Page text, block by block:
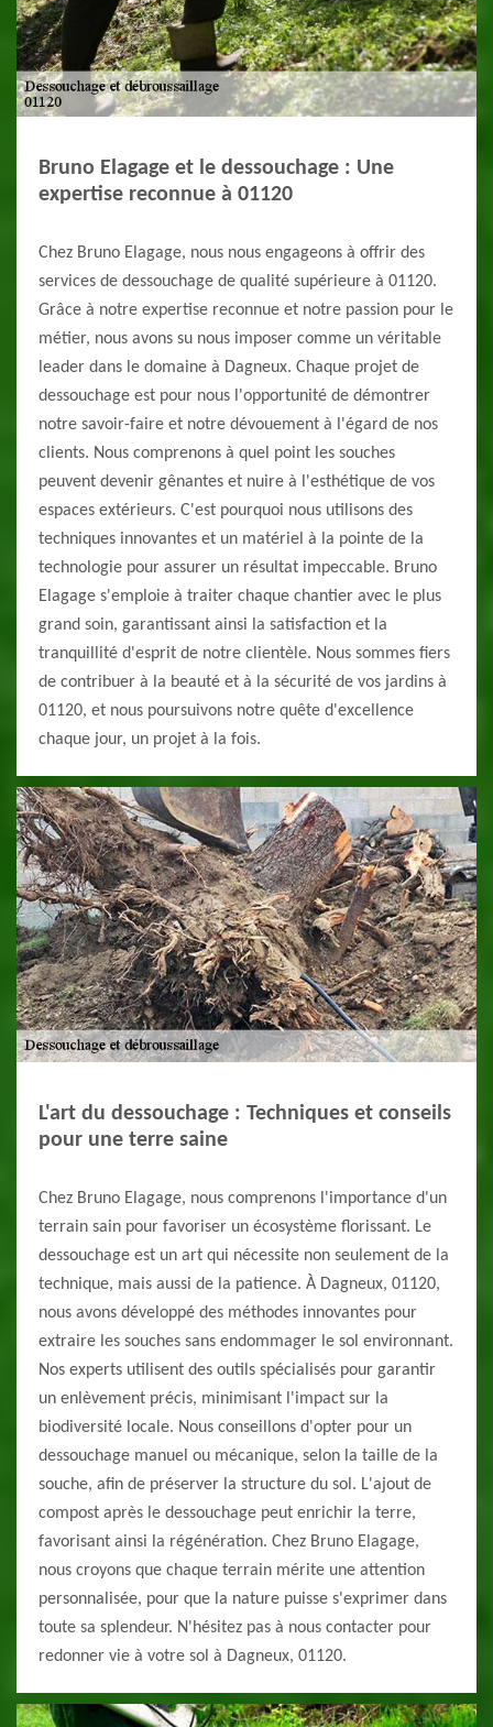
Bruno Elagage et le dessouchage : Une
expertise reconnue à 01120
Chez Bruno Elagage, nous nous engageons à offrir des
services de dessouchage de qualité supérieure à 01120.
Grâce à notre expertise reconnue et notre passion pour le
métier, nous avons su nous imposer comme un véritable
leader dans le domaine à Dagneux. Chaque projet de
dessouchage est pour nous l'opportunité de démontrer
notre savoir-faire et notre dévouement à l'égard de nos
clients. Nous comprenons à quel point les souches
peuvent devenir gênantes et nuire à l'esthétique de vos
espaces extérieurs. C'est pourquoi nous utilisons des
techniques innovantes et un matériel à la pointe de la
technologie pour assurer un résultat impeccable. Bruno
Elagage s'emploie à traiter chaque chantier avec le plus
grand soin, garantissant ainsi la satisfaction et la
tranquillité d'esprit de notre clientèle. Nous sommes fiers
de contribuer à la beauté et à la sécurité de vos jardins à
01120, et nous poursuivons notre quête d'excellence
chaque jour, un projet à la fois.
L'art du dessouchage : Techniques et conseils
pour une terre saine
Chez Bruno Elagage, nous comprenons l'importance d'un
terrain sain pour favoriser un écosystème florissant. Le
dessouchage est un art qui nécessite non seulement de la
technique, mais aussi de la patience. À Dagneux, 01120,
nous avons développé des méthodes innovantes pour
extraire les souches sans endommager le sol environnant.
Nos experts utilisent des outils spécialisés pour garantir
un enlèvement précis, minimisant l'impact sur la
biodiversité locale. Nous conseillons d'opter pour un
dessouchage manuel ou mécanique, selon la taille de la
souche, afin de préserver la structure du sol. L'ajout de
compost après le dessouchage peut enrichir la terre,
favorisant ainsi la régénération. Chez Bruno Elagage,
nous croyons que chaque terrain mérite une attention
personnalisée, pour que la nature puisse s'exprimer dans
toute sa splendeur. N'hésitez pas à nous contacter pour
redonner vie à votre sol à Dagneux, 01120.